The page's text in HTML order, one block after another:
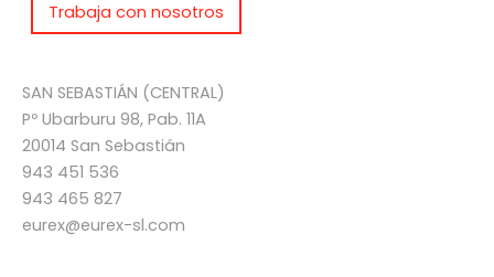
Trabaja con nosotros
SAN SEBASTIÁN (CENTRAL)
Pº Ubarburu 98, Pab. 11A
20014 San Sebastián
943 451 536
943 465 827
eurex@eurex-sl.com